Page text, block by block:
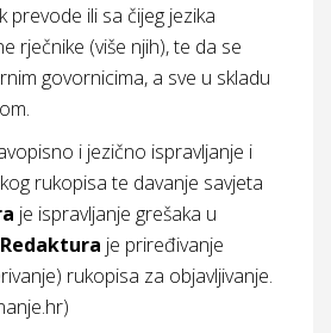
prevode ili sa čijeg jezika
rječnike (više njih), te da se
govornicima, a sve u skladu
i jezično ispravljanje i
rukopisa te davanje savjeta
je ispravljanje grešaka u
Redaktura je priređivanje
rukopisa za objavljivanje.